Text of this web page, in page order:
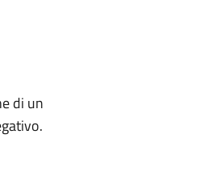
di un